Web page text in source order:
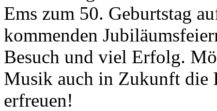
Ems zum 50. Geburtstag
kommenden
Besuch und viel Erfolg.
Musik auch in Zukunft die
erfreuen!